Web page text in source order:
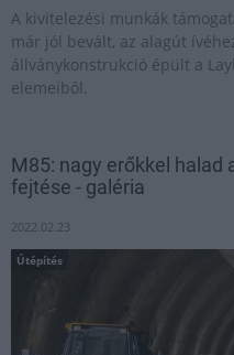
A kivitelezési munkák
már jól bevált, az alagút
állványkonstrukció épült a
elemeiből.
M85: nagy erőkkel halad
fejtése - galéria
2022.02.23
Útépítés